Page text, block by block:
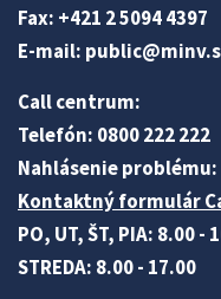
Fax: +421 2 5094 4397
E-mail: public@minv
Call centrum:
Telefón: 0800 222 222
Nahlásenie problému:
Kontaktný formulár
PO, UT, ŠT, PIA: 8.00 -
STREDA: 8.00 - 17.00